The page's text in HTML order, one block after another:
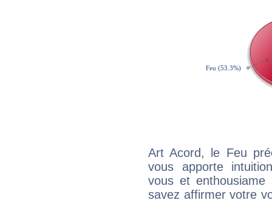
Art Acord, le Feu
vous apporte
vous et
savez affirmer votre